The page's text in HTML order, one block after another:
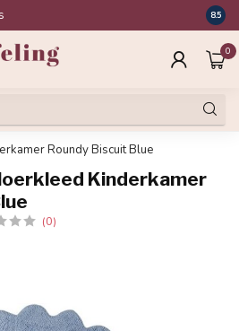
8.5
0
Roundy Biscuit Blue
Kinderkamer
(0)